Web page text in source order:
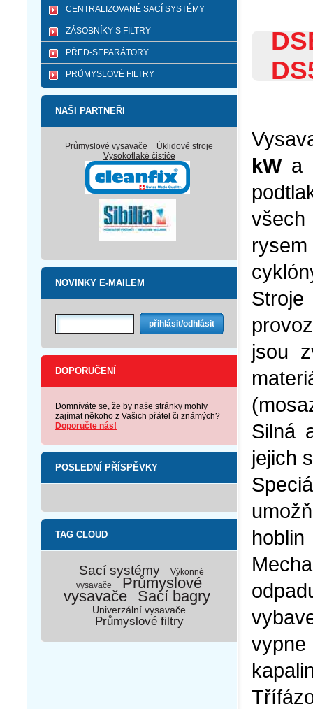
CENTRALIZOVANÉ SACÍ SYSTÉMY
ZÁSOBNÍKY S FILTRY
PŘED-SEPARÁTORY
PRŮMYSLOVÉ FILTRY
NAŠI PARTNEŘI
Průmyslové vysavače
Úklidové stroje
Vysokotlaké čističe
NOVINKY E-MAILEM
DOPORUČENÍ
Domníváte se, že by naše stránky mohly
zajímat někoho z Vašich přátel či známých?
Doporučte nás!
POSLEDNÍ PŘÍSPĚVKY
TAG CLOUD
Sací systémy
Výkonné
vysavače
Průmyslové
vysavače Sací bagry
Univerzální vysavače
Průmyslové filtry
kWa
jsou
Silná
jejich